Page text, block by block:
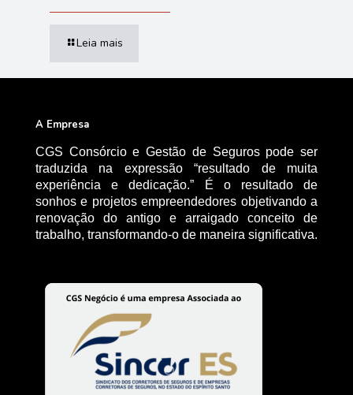
Leia mais
A Empresa
CGS Consórcio e Gestão de Seguros pode ser
traduzida na expressão “resultado de muita
experiência e dedicação.” É o resultado de
sonhos e projetos empreendedores objetivando a
renovação do antigo e arraigado conceito de
trabalho, transformando-o de maneira significativa.